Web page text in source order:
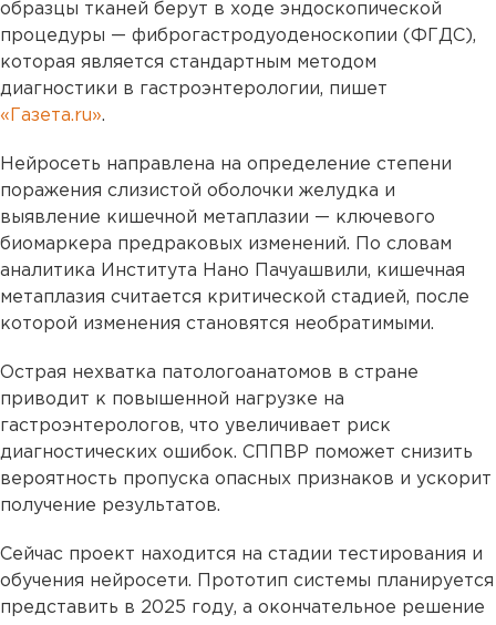
образцы тканей берут в ходе эндоскопической
процедуры — фиброгастродуоденоскопии (ФГДС),
которая является стандартным методом
диагностики в гастроэнтерологии, пишет
«Газета.ru».
Нейросеть направлена на определение степени
поражения слизистой оболочки желудка и
выявление кишечной метаплазии — ключевого
биомаркера предраковых изменений. По словам
аналитика Института Нано Пачуашвили, кишечная
метаплазия считается критической стадией, после
которой изменения становятся необратимыми.
Острая нехватка патологоанатомов в стране
приводит к повышенной нагрузке на
гастроэнтерологов, что увеличивает риск
диагностических ошибок. СППВР поможет снизить
вероятность пропуска опасных признаков и ускорит
получение результатов.
Сейчас проект находится на стадии тестирования и
обучения нейросети. Прототип системы планируется
представить в 2025 году, а окончательное решение